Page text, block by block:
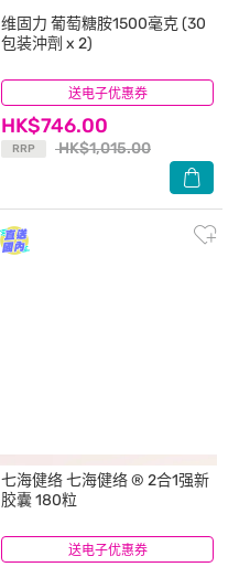
送电子优惠券
维固力 葡萄糖胺1500毫克 (30
包装沖劑 x 2)
HK$746.00
RRP HK$1,015.00
(221)
送电子优惠券
七海健络七海健络 ® 2合1强新
胶囊 180粒
(130)